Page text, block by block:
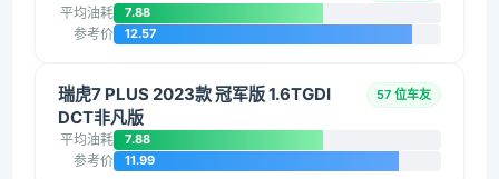
平均油耗 7.88
参考价 12.57
瑞虎7 PLUS 2023款 冠军版 1.6TGDI
DCT非凡版
57 位车友
平均油耗 7.88
参考价 11.99